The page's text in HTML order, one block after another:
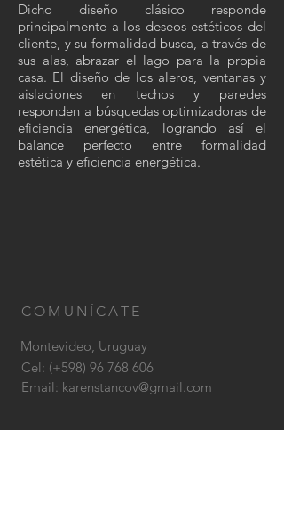
Dicho diseño clásico responde
principalmente a los deseos estéticos del
cliente, y su formalidad busca, a través de
sus alas, abrazar el lago para la propia
casa. El diseño de los aleros, ventanas y
aislaciones en techos y paredes
responden a búsquedas optimizadoras de
eficiencia energética, logrando así el
balance perfecto entre formalidad
estética y eficiencia energética.
COMUNÍCATE
Montevideo, Uruguay
Cel: (+598) 96 768 606
Email: karenstancov@gmail.com